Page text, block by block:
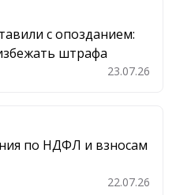
с опозданием:
штрафа
23.07.26
по НДФЛ и взносам
22.07.26